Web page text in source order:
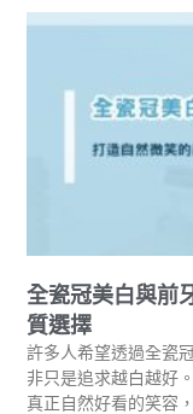
全瓷冠美白與前
質選擇
許多人希望透過全瓷
非只是追求越白越好。
真正自然好看的笑容